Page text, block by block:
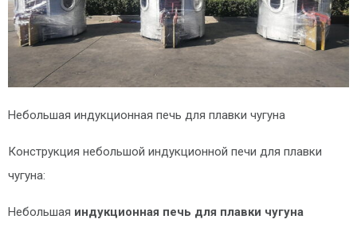
Небольшая индукционная печь для плавки чугуна
Конструкция небольшой индукционной печи для плавки
чугуна:
Небольшая индукционная печь для плавки чугуна